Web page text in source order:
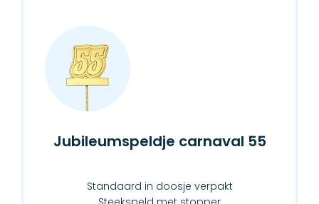
Jubileumspeldje carnaval 55
Standaard in doosje verpakt